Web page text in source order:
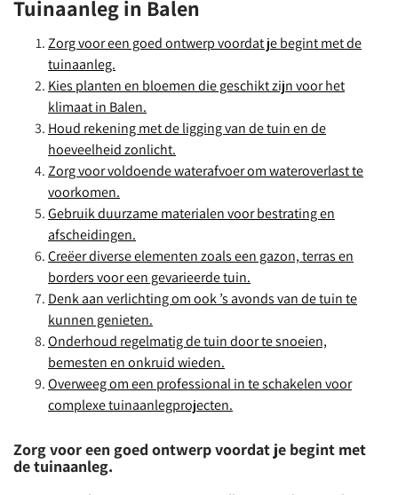
Tuinaanleg in Balen
Zorg voor een goed ontwerp voordat je begint met de
tuinaanleg.
Kies planten en bloemen die geschikt zijn voor het
klimaat in Balen.
Houd rekening met de ligging van de tuin en de
hoeveelheid zonlicht.
Zorg voor voldoende waterafvoer om wateroverlast te
voorkomen.
Gebruik duurzame materialen voor bestrating en
afscheidingen.
Creëer diverse elementen zoals een gazon, terras en
borders voor een gevarieerde tuin.
Denk aan verlichting om ook ’s avonds van de tuin te
kunnen genieten.
Onderhoud regelmatig de tuin door te snoeien,
bemesten en onkruid wieden.
Overweeg om een professional in te schakelen voor
complexe tuinaanlegprojecten.
Zorg voor een goed ontwerp voordat je begint met
de tuinaanleg.